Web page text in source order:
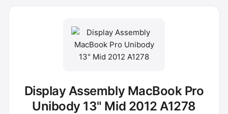
Display Assembly MacBook Pro
Unibody 13" Mid 2012 A1278